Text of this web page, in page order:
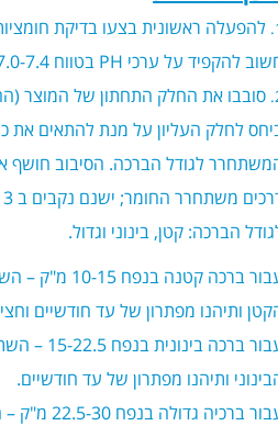
להפעלה ראשונית בצעו בדיקת
להקפיד על ערכי PH בטווח 7.0-7.4
סובבו את החלק התחתון של המוצר
לחלק העליון על מנת להתאים את
לגודל הברכה. הסיבוב חושף
הברכה: קטן, בינוני וגדול.
עבור ברכה קטנה
ותיהנו מפתרון של עד חודשיים
עבור ברכה
ותיהנו מפתרון של עד חודשיים.
עבור ברכיה גדולה